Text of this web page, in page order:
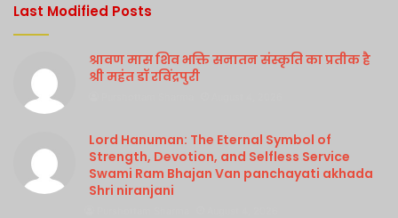
Last Modified Posts
श्रावण मास शिव भक्ति सनातन संस्कृति का प्रतीक है
श्री महंत डॉ रविंद्रपुरी
Lord Hanuman: The Eternal Symbol of
Strength, Devotion, and Selfless Service
Swami Ram Bhajan Van panchayati akhada
Shri niranjani